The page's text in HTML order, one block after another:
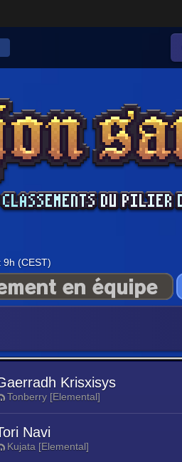
(CEST)
Krisxisys
Tonberry [Elemental]
Navi
Kujata [Elemental]